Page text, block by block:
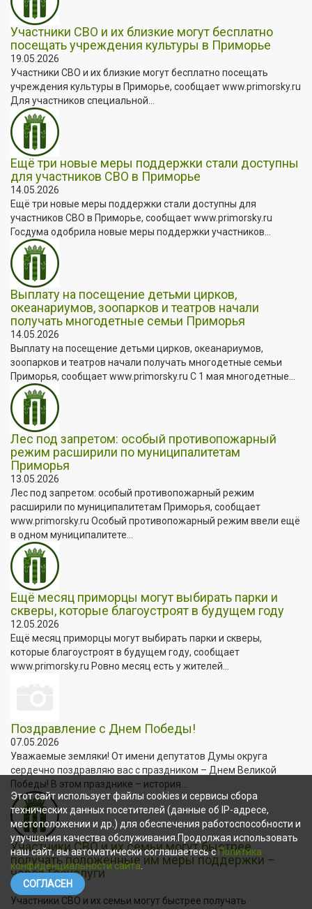
Участники СВО и их близкие могут бесплатно
посещать учреждения культуры в Приморье
19.05.2026
Участники СВО и их близкие могут бесплатно посещать
учреждения культуры в Приморье, сообщает www.primorsky.ru
Для участников специальной...
Ещё три новые меры поддержки стали доступны
для участников СВО в Приморье
14.05.2026
Ещё три новые меры поддержки стали доступны для
участников СВО в Приморье, сообщает www.primorsky.ru
Госдума одобрила новые меры поддержки участников...
Выплату на посещение детьми цирков,
океанариумов, зоопарков и театров начали
получать многодетные семьи Приморья
14.05.2026
Выплату на посещение детьми цирков, океанариумов,
зоопарков и театров начали получать многодетные семьи
Приморья, сообщает www.primorsky.ru С 1 мая многодетные...
Лес под запретом: особый противопожарный
режим расширили по муниципалитетам
Приморья
13.05.2026
Лес под запретом: особый противопожарный режим
расширили по муниципалитетам Приморья, сообщает
www.primorsky.ru Особый противопожарный режим ввели ещё
в одном муниципалитете...
Ещё месяц приморцы могут выбирать парки и
скверы, которые благоустроят в будущем году
12.05.2026
Ещё месяц приморцы могут выбирать парки и скверы,
которые благоустроят в будущем году, сообщает
www.primorsky.ru Ровно месяц есть у жителей...
Поздравление с Днем Победы!
07.05.2026
Уважаемые земляки! От имени депутатов Думы округа
сердечно поздравляю вас с праздником – Днем Великой
Победы! В этом празднике – история...
Участники СВО и их семьи могут быстрее
получать положенные им меры поддержки –
через Госуслуги
06.05.2026
Участники СВО и их семьи могут быстрее получать
Этот сайт использует файлы cookies и сервисы сбора
технических данных посетителей (данные об IP-адресе,
местоположении и др.) для обеспечения работоспособности и
улучшения качества обслуживания.Продолжая использовать
наш сайт, вы автоматически соглашаетесь с Политика
конфиденциальности сайта
СОГЛАСЕН